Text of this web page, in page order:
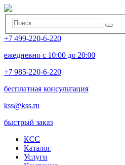
+7 499-220-6-220
ежедневно с 10:00 до 20:00
+7 985-220-6-220
бесплатная консультация
kss@kss.ru
быстрый заказ
КСС
Каталог
Услуги